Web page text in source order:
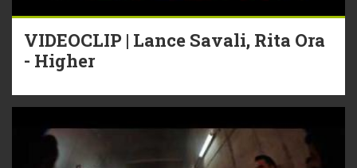
VIDEOCLIP | Lance Savali, Rita Ora
- Higher